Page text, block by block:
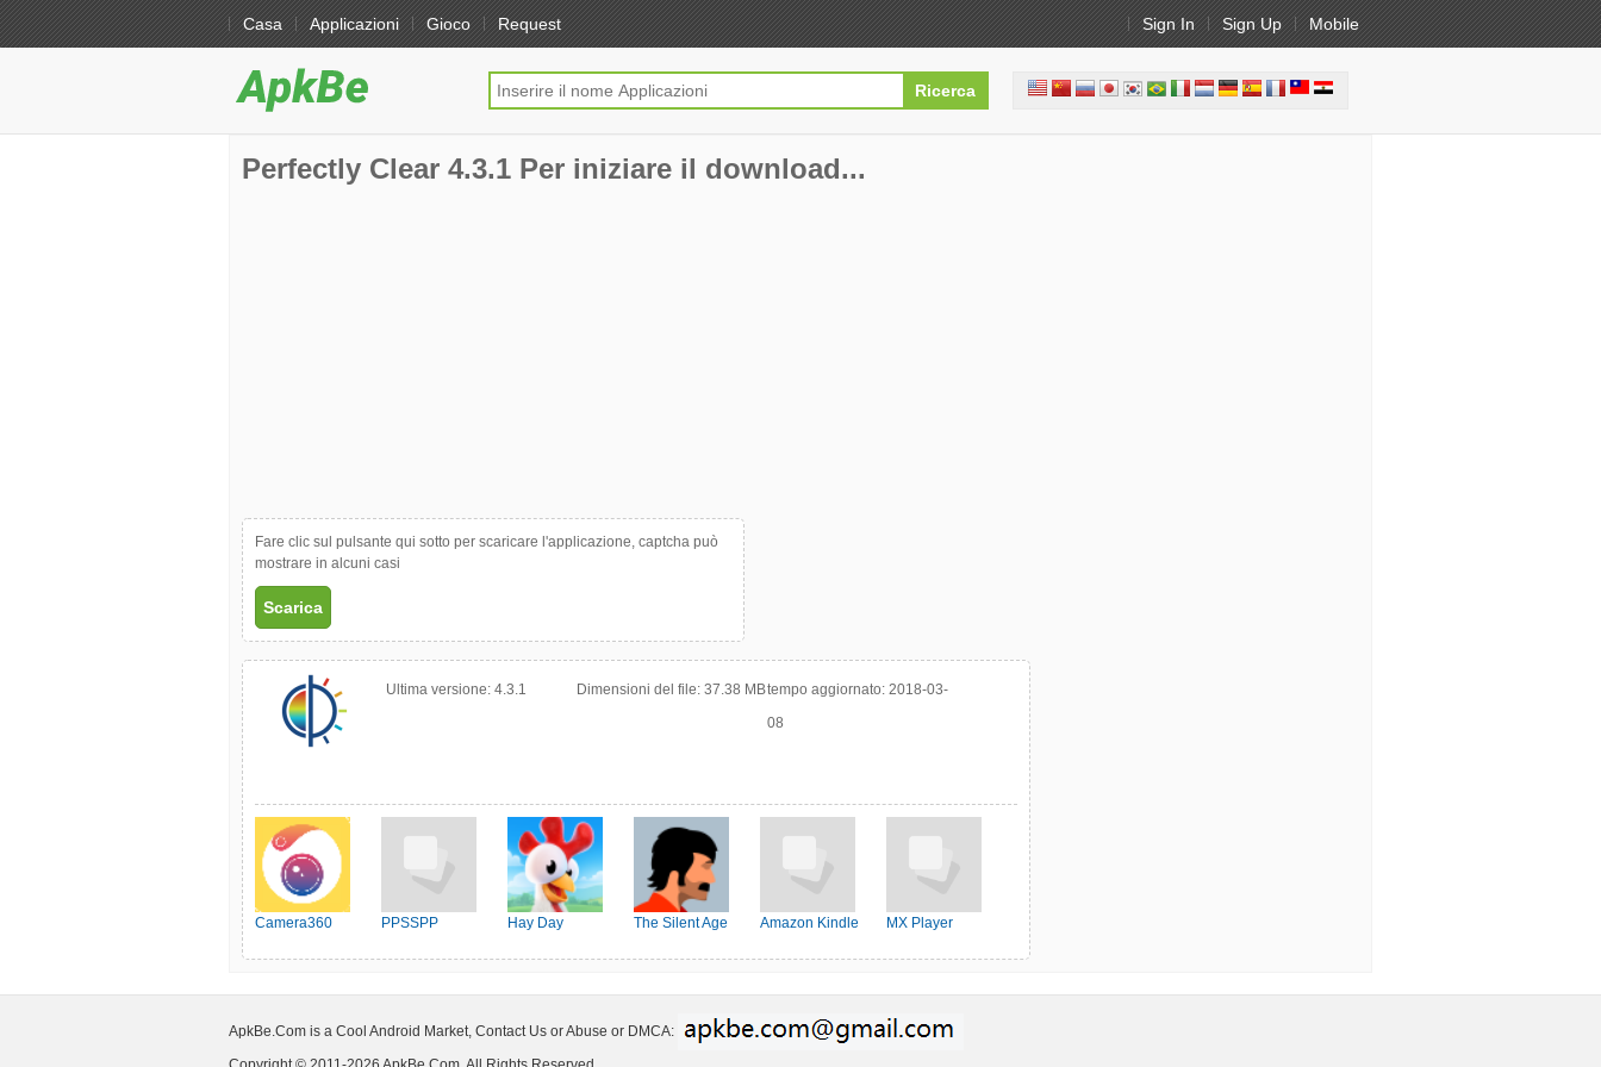
Casa Applicazioni Gioco Request Sign In Sign Up Mobile
Perfectly Clear 4.3.1 Per iniziare il download...
Fare clic sul pulsante qui sotto per scaricare l'applicazione, captcha può
mostrare in alcuni casi
Scarica
Ultima versione: 4.3.1 Dimensioni del file: 37.38 MBtempo aggiornato: 2018-03-
08
Camera360 PPSSPP Hay Day The Silent Age Amazon Kindle MX Player
ApkBe.Com is a Cool Android Market, Contact Us or Abuse or DMCA: